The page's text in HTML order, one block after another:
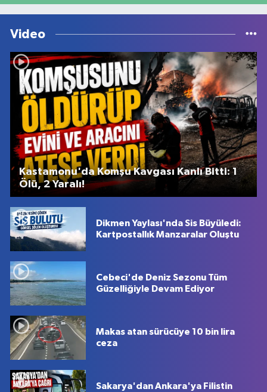
Video
Kastamonu'da Komşu Kavgası Kanlı Bitti: 1
Ölü, 2 Yaralı!
Dikmen Yaylası'nda Sis Büyüledi:
Kartpostallık Manzaralar Oluştu
Cebeci'de Deniz Sezonu Tüm
Güzelliğiyle Devam Ediyor
Makas atan sürücüye 10 bin lira
ceza
Sakarya'dan Ankara'ya Filistin